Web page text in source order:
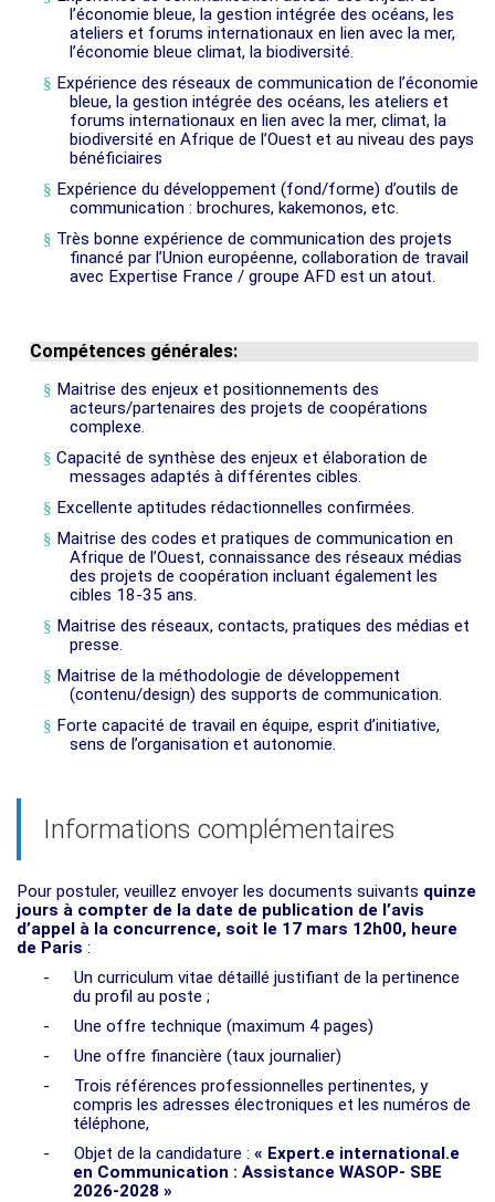
l’économie bleue, la gestion intégrée des océans, les
ateliers et forums internationaux en lien avec la mer,
l’économie bleue climat, la biodiversité.
§ Expérience des réseaux de communication de l’économie
bleue, la gestion intégrée des océans, les ateliers et
forums internationaux en lien avec la mer, climat, la
biodiversité en Afrique de l’Ouest et au niveau des pays
bénéficiaires
§ Expérience du développement (fond/forme) d’outils de
communication : brochures, kakemonos, etc.
§ Très bonne expérience de communication des projets
financé par l’Union européenne, collaboration de travail
avec Expertise France / groupe AFD est un atout.
Compétences générales:
§ Maitrise des enjeux et positionnements des
acteurs/partenaires des projets de coopérations
complexe.
§ Capacité de synthèse des enjeux et élaboration de
messages adaptés à différentes cibles.
§ Excellente aptitudes rédactionnelles confirmées.
§ Maitrise des codes et pratiques de communication en
Afrique de l’Ouest, connaissance des réseaux médias
des projets de coopération incluant également les
cibles 18-35 ans.
§ Maitrise des réseaux, contacts, pratiques des médias et
presse.
§ Maitrise de la méthodologie de développement
(contenu/design) des supports de communication.
§ Forte capacité de travail en équipe, esprit d’initiative,
sens de l’organisation et autonomie.
Informations complémentaires
Pour postuler, veuillez envoyer les documents suivants quinze
jours à compter de la date de publication de l’avis
d’appel à la concurrence, soit le 17 mars 12h00, heure
de Paris :
-
Un curriculum vitae détaillé justifiant de la pertinence
du profil au poste ;
-
Une offre technique (maximum 4 pages)
-
Une offre financière (taux journalier)
-
Trois références professionnelles pertinentes, y
compris les adresses électroniques et les numéros de
téléphone,
-
Objet de la candidature : « Expert.e international.e
en Communication : Assistance WASOP- SBE
2026-2028 »